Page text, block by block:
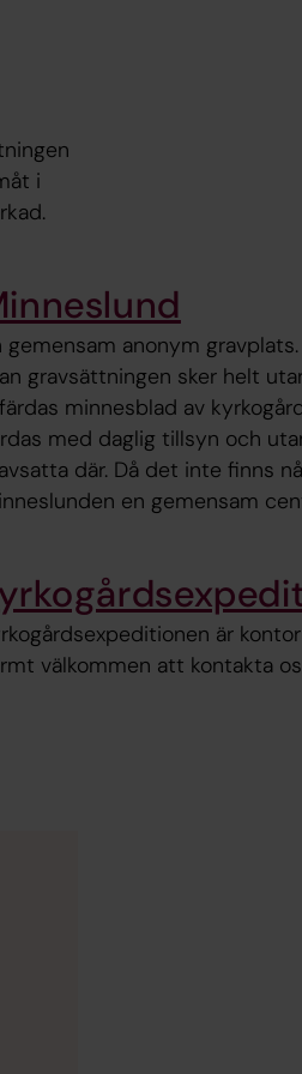
i
gemensam anonym
gravsättningen sker helt
minnesblad av
med daglig tillsyn och
där. Då det inte finns
en gemensam
är
välkommen att kontakta